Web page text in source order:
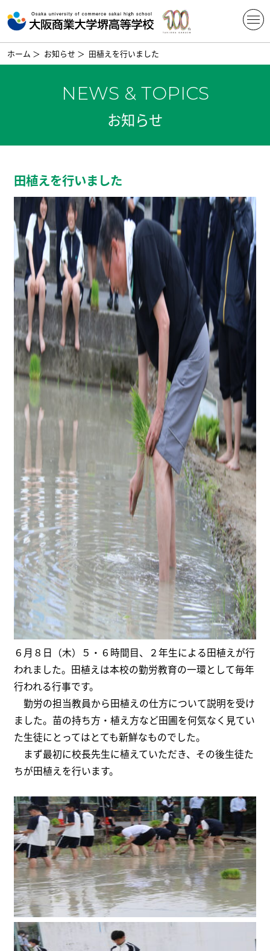
ホーム ＞ お知らせ ＞ 田植えを行いました
NEWS & TOPICS
お知らせ
田植えを行いました
６月８日（木）５・６時間目、２年生による田植えが行
われました。田植えは本校の勤労教育の一環として毎年
行われる行事です。
勤労の担当教員から田植えの仕方について説明を受け
ました。苗の持ち方・植え方など田圃を何気なく見てい
た生徒にとってはとても新鮮なものでした。
まず最初に校長先生に植えていただき、その後生徒た
ちが田植えを行います。